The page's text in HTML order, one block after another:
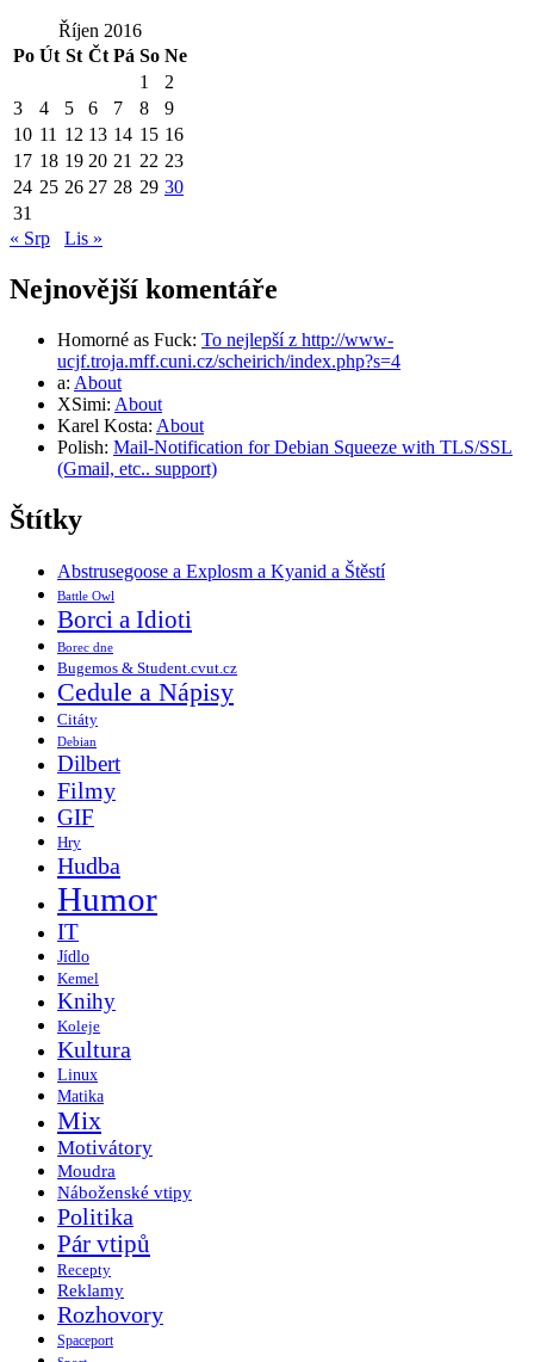
Říjen 2016
Po Út St Čt Pá So Ne
1
2
3
4 5 6 7 8
9
10 11 12 13 14 15 16
17 18 19 20 21 22 23
24 25 26 27 28 29 30
31
« Srp
Lis »
Nejnovější komentáře
Homorné as Fuck: To nejlepší z http://www-
ucjf.troja.mff.cuni.cz/scheirich/index.php?s=4
a: About
XSimi: About
Karel Kosta: About
Polish: Mail-Notification for Debian Squeeze with TLS/SSL
(Gmail, etc.. support)
Štítky
Abstrusegoose a Explosm a Kyanid a Štěstí
Battle Owl
Borci a Idioti
Borec dne
Bugemos & Student.cvut.cz
Cedule a Nápisy
Citáty
Debian
Dilbert
Filmy
GIF
Hry
Hudba
Humor
IT
Jídlo
Kemel
Knihy
Koleje
Kultura
Linux
Matika
Mix
Motivátory
Moudra
Náboženské vtipy
Politika
Pár vtipů
Recepty
Reklamy
Rozhovory
Spaceport